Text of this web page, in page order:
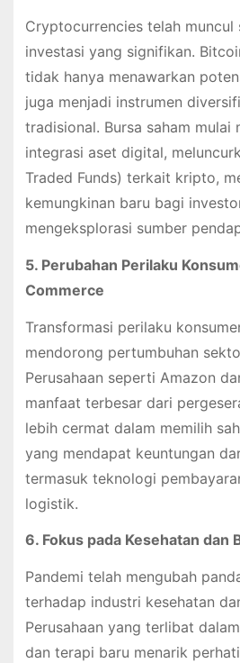
Cryptocurrencies telah
investasi yang signifikan.
tidak hanya menawarkan
juga menjadi instrumen
tradisional. Bursa saham mulai
integrasi aset digital,
Traded Funds) terkait kripto,
kemungkinan baru bagi
mengeksplorasi sumber
5. Perubahan Perilaku
Commerce
Transformasi perilaku
mendorong pertumbuhan
Perusahaan seperti Amazon
manfaat terbesar dari
lebih cermat dalam memilih
yang mendapat keuntungan
termasuk teknologi
logistik.
6. Fokus pada Kesehatan dan
Pandemi telah mengubah
terhadap industri kesehatan
Perusahaan yang terlibat
dan terapi baru menarik